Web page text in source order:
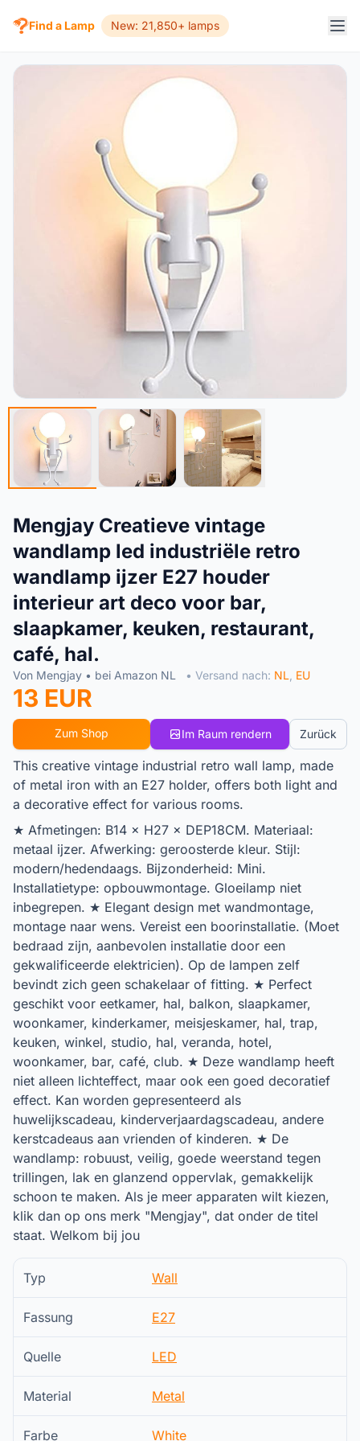
Find a Lamp New: 21,850+ lamps
Mengjay Creatieve vintage
wandlamp led industriële retro
wandlamp ijzer E27 houder
interieur art deco voor bar,
slaapkamer, keuken, restaurant,
café, hal.
Von Mengjay • bei Amazon NL • Versand nach: NL EU
13 EUR
Zum Shop Im Raum rendern Zurück
This creative vintage industrial retro wall lamp, made
of metal iron with an E27 holder, offers both light and
a decorative effect for various rooms.
★ Afmetingen: B14 × H27 × DEP18CM. Materiaal:
metaal ijzer. Afwerking: geroosterde kleur. Stijl:
modern/hedendaags. Bijzonderheid: Mini.
Installatietype: opbouwmontage. Gloeilamp niet
inbegrepen. ★ Elegant design met wandmontage,
montage naar wens. Vereist een boorinstallatie. (Moet
bedraad zijn, aanbevolen installatie door een
gekwalificeerde elektricien). Op de lampen zelf
bevindt zich geen schakelaar of fitting. ★ Perfect
geschikt voor eetkamer, hal, balkon, slaapkamer,
woonkamer, kinderkamer, meisjeskamer, hal, trap,
keuken, winkel, studio, hal, veranda, hotel,
woonkamer, bar, café, club. ★ Deze wandlamp heeft
niet alleen lichteffect, maar ook een goed decoratief
effect. Kan worden gepresenteerd als
huwelijkscadeau, kinderverjaardagscadeau, andere
kerstcadeaus aan vrienden of kinderen. ★ De
wandlamp: robuust, veilig, goede weerstand tegen
trillingen, lak en glanzend oppervlak, gemakkelijk
schoon te maken. Als je meer apparaten wilt kiezen,
klik dan op ons merk "Mengjay", dat onder de titel
staat. Welkom bij jou
Typ Wall
Fassung E27
Quelle LED
Material Metal
Farbe White